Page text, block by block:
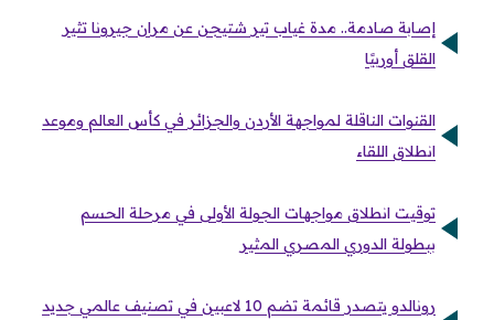
إصابة صادمة.. مدة غياب تير شتيجن عن مران جيرونا تثير
القلق أوربيًا
القنوات الناقلة لمواجهة الأردن والجزائر في كأس العالم وموعد
انطلاق اللقاء
توقيت انطلاق مواجهات الجولة الأولى في مرحلة الحسم
ببطولة الدوري المصري المثير
رونالدو يتصدر قائمة تضم 10 لاعبين في تصنيف عالمي جديد